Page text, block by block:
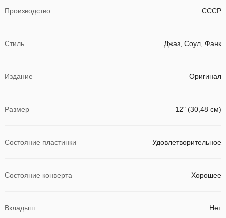
Производство СССР
Стиль Джаз, Соул, Фанк
Издание Оригинал
Размер 12" (30,48 см)
Состояние пластинки Удовлетворительное
Состояние конверта Хорошее
Вкладыш Нет